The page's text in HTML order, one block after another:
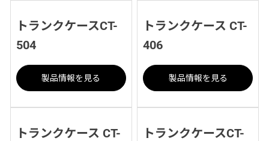
トランクケースCT-
504
製品情報を見る
トランクケース CT-
406
製品情報を見る
トランクケース CT-
トランクケースCT-